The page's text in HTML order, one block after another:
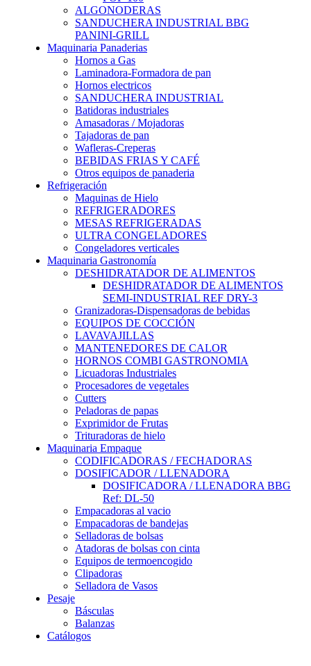
ALGONODERAS
SANDUCHERA INDUSTRIAL BBG
PANINI-GRILL
Maquinaria Panaderias
Hornos a Gas
Laminadora-Formadora de pan
Hornos electricos
SANDUCHERA INDUSTRIAL
Batidoras industriales
Amasadoras / Mojadoras
Tajadoras de pan
Wafleras-Creperas
BEBIDAS FRIAS Y CAFÉ
Otros equipos de panaderia
Refrigeración
Maquinas de Hielo
REFRIGERADORES
MESAS REFRIGERADAS
ULTRA CONGELADORES
Congeladores verticales
Maquinaria Gastronomía
DESHIDRATADOR DE ALIMENTOS
DESHIDRATADOR DE ALIMENTOS
SEMI-INDUSTRIAL REF DRY-3
Granizadoras-Dispensadoras de bebidas
EQUIPOS DE COCCIÓN
LAVAVAJILLAS
MANTENEDORES DE CALOR
HORNOS COMBI GASTRONOMIA
Licuadoras Industriales
Procesadores de vegetales
Cutters
Peladoras de papas
Exprimidor de Frutas
Trituradoras de hielo
Maquinaria Empaque
CODIFICADORAS / FECHADORAS
DOSIFICADOR / LLENADORA
DOSIFICADORA / LLENADORA BBG
Ref: DL-50
Empacadoras al vacio
Empacadoras de bandejas
Selladoras de bolsas
Atadoras de bolsas con cinta
Equipos de termoencogido
Clipadoras
Selladora de Vasos
Pesaje
Básculas
Balanzas
Catálogos